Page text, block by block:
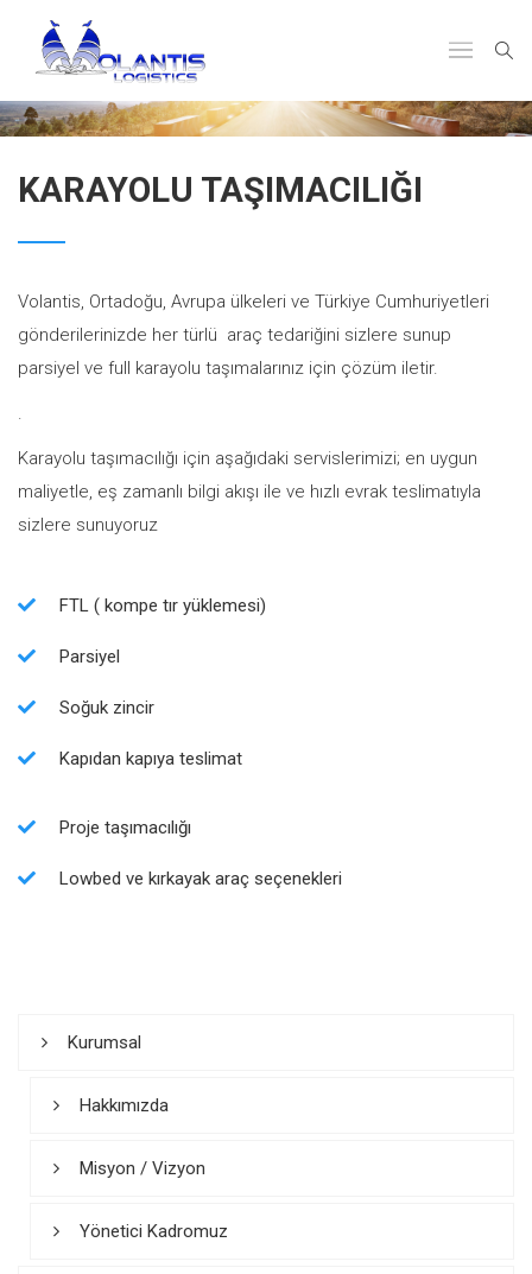
KARAYOLU TAŞIMACILIĞI
Volantis, Ortadoğu, Avrupa ülkeleri ve Türkiye Cumhuriyetleri
gönderilerinizde her türlü araç tedariğini sizlere sunup
parsiyel ve full karayolu taşımalarınız için çözüm iletir.
.
Karayolu taşımacılığı için aşağıdaki servislerimizi; en uygun
maliyetle, eş zamanlı bilgi akışı ile ve hızlı evrak teslimatıyla
sizlere sunuyoruz
FTL ( kompe tır yüklemesi)
Parsiyel
Soğuk zincir
Kapıdan kapıya teslimat
Proje taşımacılığı
Lowbed ve kırkayak araç seçenekleri
Kurumsal
Hakkımızda
Misyon / Vizyon
Yönetici Kadromuz